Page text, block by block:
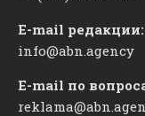
E-mail редакции:
info@abn.agency
E-mail по